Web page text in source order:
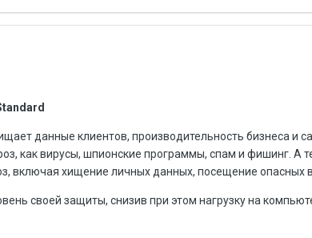
данные клиентов, производи­тельность бизнеса и
как вирусы, шпионские программы, спам и фишинг. А
включая хищение личных данных, посещение опасных
своей защиты, снизив при этом нагрузку на